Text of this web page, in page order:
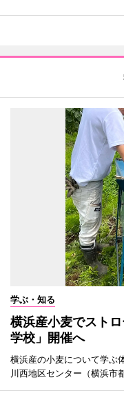
学ぶ・知る
横浜産小麦でスト
学校」開催へ
横浜産の小麦について学ぶ
川西地区センター（横浜市